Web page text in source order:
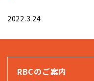
2022.3.24
RBCのご案内